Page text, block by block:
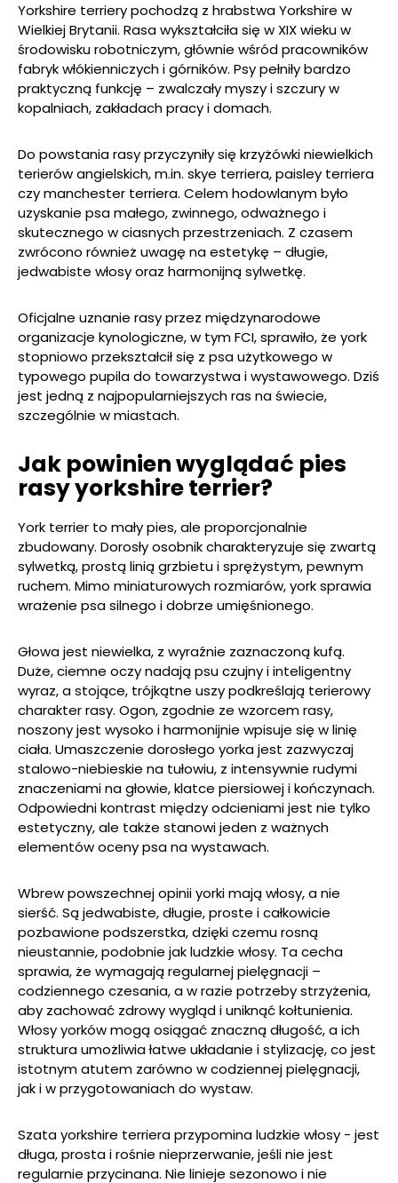
Yorkshire terriery pochodzą z hrabstwa Yorkshire w
Wielkiej Brytanii. Rasa wykształciła się w XIX wieku w
środowisku robotniczym, głównie wśród pracowników
fabryk włókienniczych i górników. Psy pełniły bardzo
praktyczną funkcję – zwalczały myszy i szczury w
kopalniach, zakładach pracy i domach.
Do powstania rasy przyczyniły się krzyżówki niewielkich
terierów angielskich, m.in. skye terriera, paisley terriera
czy manchester terriera. Celem hodowlanym było
uzyskanie psa małego, zwinnego, odważnego i
skutecznego w ciasnych przestrzeniach. Z czasem
zwrócono również uwagę na estetykę – długie,
jedwabiste włosy oraz harmonijną sylwetkę.
Oficjalne uznanie rasy przez międzynarodowe
organizacje kynologiczne, w tym FCI, sprawiło, że york
stopniowo przekształcił się z psa użytkowego w
typowego pupila do towarzystwa i wystawowego. Dziś
jest jedną z najpopularniejszych ras na świecie,
szczególnie w miastach.
Jak powinien wyglądać pies
rasy yorkshire terrier?
York terrier to mały pies, ale proporcjonalnie
zbudowany. Dorosły osobnik charakteryzuje się zwartą
sylwetką, prostą linią grzbietu i sprężystym, pewnym
ruchem. Mimo miniaturowych rozmiarów, york sprawia
wrażenie psa silnego i dobrze umięśnionego.
Głowa jest niewielka, z wyraźnie zaznaczoną kufą.
Duże, ciemne oczy nadają psu czujny i inteligentny
wyraz, a stojące, trójkątne uszy podkreślają terierowy
charakter rasy. Ogon, zgodnie ze wzorcem rasy,
noszony jest wysoko i harmonijnie wpisuje się w linię
ciała. Umaszczenie dorosłego yorka jest zazwyczaj
stalowo-niebieskie na tułowiu, z intensywnie rudymi
znaczeniami na głowie, klatce piersiowej i kończynach.
Odpowiedni kontrast między odcieniami jest nie tylko
estetyczny, ale także stanowi jeden z ważnych
elementów oceny psa na wystawach.
Wbrew powszechnej opinii yorki mają włosy, a nie
sierść. Są jedwabiste, długie, proste i całkowicie
pozbawione podszerstka, dzięki czemu rosną
nieustannie, podobnie jak ludzkie włosy. Ta cecha
sprawia, że wymagają regularnej pielęgnacji –
codziennego czesania, a w razie potrzeby strzyżenia,
aby zachować zdrowy wygląd i uniknąć kołtunienia.
Włosy yorków mogą osiągać znaczną długość, a ich
struktura umożliwia łatwe układanie i stylizację, co jest
istotnym atutem zarówno w codziennej pielęgnacji,
jak i w przygotowaniach do wystaw.
Szata yorkshire terriera przypomina ludzkie włosy - jest
długa, prosta i rośnie nieprzerwanie, jeśli nie jest
regularnie przycinana. Nie linieje sezonowo i nie